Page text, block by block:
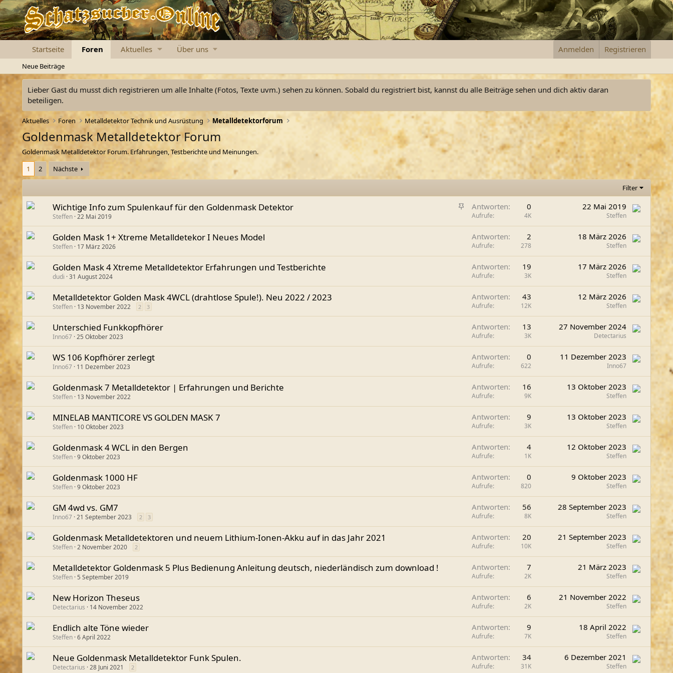
Startseite Foren Aktuelles Über uns Anmelden Registrieren
Neue Beiträge
Lieber Gast du musst dich registrieren um alle Inhalte (Fotos, Texte uvm.) sehen zu können. Sobald du registriert bist, kannst du alle Beiträge sehen und dich aktiv daran
beteiligen.
Aktuelles Foren Metalldetektor Technik und Ausrüstung Metalldetektorforum
Goldenmask Metalldetektor Forum
Goldenmask Metalldetektor Forum. Erfahrungen, Testberichte und Meinungen.
1
2 Nächste
Filter
A
g
i
t
Wichtige Info zum Spulenkauf für den Goldenmask Detektor
Steffen 22 Mai 2019
Antworten 0
Aufrufe 4K
22 Mai 2019
Steffen
Golden Mask 1+ Xtreme Metalldetekor I Neues Model
Steffen 17 März 2026
Antworten 2
Aufrufe 278
18 März 2026
Steffen
Golden Mask 4 Xtreme Metalldetektor Erfahrungen und Testberichte
dudi 31 August 2024
Antworten 19
Aufrufe 3K
17 März 2026
Steffen
Metalldetektor Golden Mask 4WCL (drahtlose Spule!). Neu 2022 / 2023
Steffen 13 November 2022 2 3
Antworten 43
Aufrufe 12K
12 März 2026
Steffen
Unterschied Funkkopfhörer
Inno67 25 Oktober 2023
Antworten 13
Aufrufe 3K
27 November 2024
Detectarius
WS 106 Kopfhörer zerlegt
Inno67 11 Dezember 2023
Antworten 0
Aufrufe 622
11 Dezember 2023
Inno67
Goldenmask 7 Metalldetektor | Erfahrungen und Berichte
Steffen 13 November 2022
Antworten 16
Aufrufe 9K
13 Oktober 2023
Steffen
MINELAB MANTICORE VS GOLDEN MASK 7
Steffen 10 Oktober 2023
Antworten 9
Aufrufe 3K
13 Oktober 2023
Steffen
Goldenmask 4 WCL in den Bergen
Steffen 9 Oktober 2023
Antworten 4
Aufrufe 1K
12 Oktober 2023
Steffen
Goldenmask 1000 HF
Steffen 9 Oktober 2023
Antworten 0
Aufrufe 820
9 Oktober 2023
Steffen
GM 4wd vs. GM7
Inno67 21 September 2023 2 3
Antworten 56
Aufrufe 8K
28 September 2023
Steffen
Goldenmask Metalldetektoren und neuem Lithium-Ionen-Akku auf in das Jahr 2021
Steffen 2 November 2020 2
Antworten 20
Aufrufe 10K
21 September 2023
Steffen
Metalldetektor Goldenmask 5 Plus Bedienung Anleitung deutsch, niederländisch zum download !
Steffen 5 September 2019
Antworten 7
Aufrufe 2K
21 März 2023
Steffen
New Horizon Theseus
Detectarius 14 November 2022
Antworten 6
Aufrufe 2K
21 November 2022
Steffen
Endlich alte Töne wieder
Steffen 6 April 2022
Antworten 9
Aufrufe 7K
18 April 2022
Steffen
Neue Goldenmask Metalldetektor Funk Spulen.
Detectarius 28 Juni 2021 2
Antworten 34
Aufrufe 31K
6 Dezember 2021
Steffen